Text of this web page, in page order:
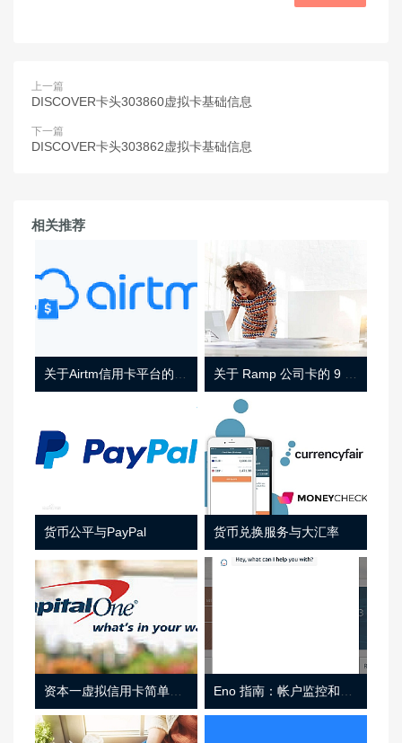
上一篇
DISCOVER卡头303860虚拟卡基础信息
下一篇
DISCOVER卡头303862虚拟卡基础信息
相关推荐
货币公平与PayPal 货币兑换服务与大汇率
资本一虚拟信用卡简单介绍